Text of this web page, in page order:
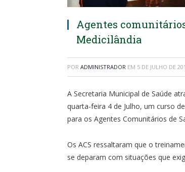
Agentes
Medicilândia
POR ADMINISTRADOR EM 5 DE JULHO DE
A Secretaria Municipal de Saúde
quarta-feira 4 de Julho, um curso
para os Agentes Comunitários de
Os ACS ressaltaram que o
se deparam com situações que